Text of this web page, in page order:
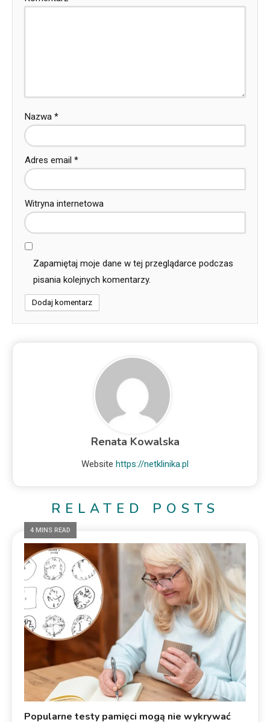
Nazwa *
Adres email *
Witryna internetowa
Zapamiętaj moje dane w tej przeglądarce podczas
pisania kolejnych komentarzy.
Renata Kowalska
Website https://netklinika.pl
RELATED POSTS
4 MINS READ
Popularne testy pamięci mogą nie wykrywać